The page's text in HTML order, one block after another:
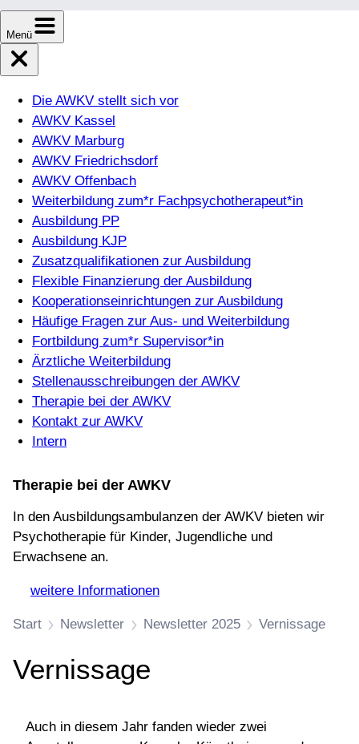
Menü
Die AWKV stellt sich vor
AWKV Kassel
AWKV Marburg
AWKV Friedrichsdorf
AWKV Offenbach
Weiterbildung zum*r Fachpsychotherapeut*in
Ausbildung PP
Ausbildung KJP
Zusatzqualifikationen zur Ausbildung
Flexible Finanzierung der Ausbildung
Kooperationseinrichtungen zur Ausbildung
Häufige Fragen zur Aus- und Weiterbildung
Fortbildung zum*r Supervisor*in
Ärztliche Weiterbildung
Stellenausschreibungen der AWKV
Therapie bei der AWKV
Kontakt zur AWKV
Intern
Therapie bei der AWKV
In den Ausbildungsambulanzen der AWKV bieten wir
Psychotherapie für Kinder, Jugendliche und
Erwachsene an.
weitere Informationen
Start Newsletter Newsletter 2025 Vernissage
Vernissage
Auch in diesem Jahr fanden wieder zwei